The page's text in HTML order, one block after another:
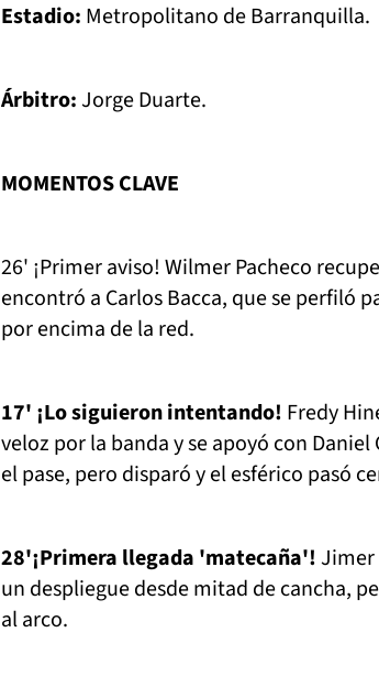
Estadio: Metropolitano de Barranquilla.
Árbitro:Jorge Duarte.
MOMENTOS CLAVE
26' ¡Primer aviso! Wilmer Pacheco
encontró a Carlos Bacca, que se perfiló
por encima de la red.
17' ¡Lo siguieron intentando! Fredy
veloz por la banda y se apoyó con
el pase, pero disparó y el esférico pasó
28'¡Primera llegada 'matecaña'!Jimer
un despliegue desde mitad de cancha,
al arco.